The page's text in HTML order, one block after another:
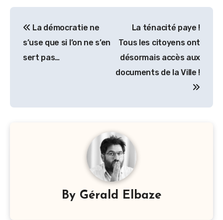
de
l’article
La démocratie ne
s’use que si l’on ne s’en
sert pas…
La ténacité paye !
Tous les citoyens ont
désormais accès aux
documents de la Ville !
By Gérald Elbaze